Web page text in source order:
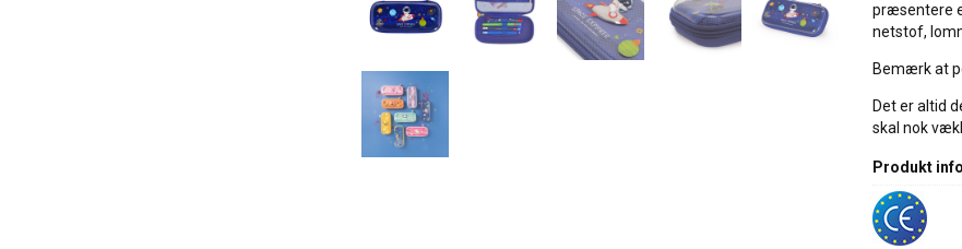
præsentere
netstof,
Bemærk at
Det er altid
skal nok
Produkt